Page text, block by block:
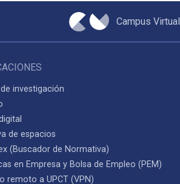
Campus Virtual
investigación
de espacios
(Buscador de Normativa)
en Empresa y Bolsa de Empleo (PEM)
remoto a UPCT (VPN)